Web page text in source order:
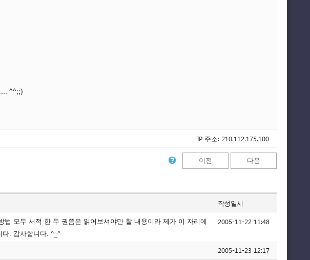
^^;;)
IP 주소: 210.112.175.100
이전 다음
작성일시
모두 서적 한 두 권쯤은 읽어보셔야만 할 내용이라 제가 이 자리에
다. 감사합니다. ^_^
2005-11-22 11:48
2005-11-23 12:17